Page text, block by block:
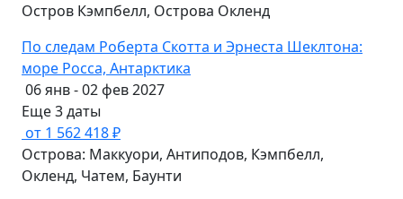
Остров Кэмпбелл, Острова Окленд
По следам Роберта Скотта и Эрнеста Шеклтона:
море Росса, Антарктика
06 янв - 02 фев 2027
Еще 3 даты
от 1 562 418 ₽
Острова: Маккуори, Антиподов, Кэмпбелл,
Окленд, Чатем, Баунти